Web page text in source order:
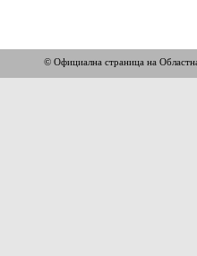
© Официална страница на